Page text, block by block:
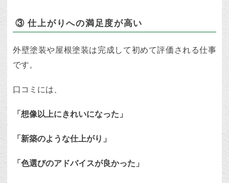
③ 仕上がりへの満足度が高い
外壁塗装や屋根塗装は完成して初めて評価される仕事
です。
口コミには、
「想像以上にきれいになった」
「新築のような仕上がり」
「色選びのアドバイスが良かった」